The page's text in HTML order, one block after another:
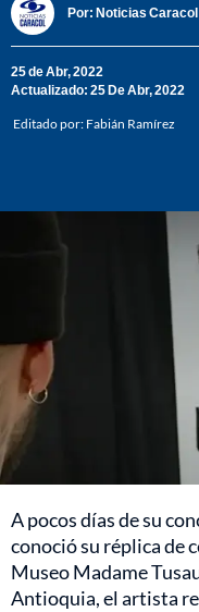
Por: Noticias Caracol
25 de Abr, 2022
Actualizado: 25 De Abr, 2022
Editado por: Fabián Ramírez
A pocos días de su
conoció su réplica de
Museo Madame
Antioquia, el artista